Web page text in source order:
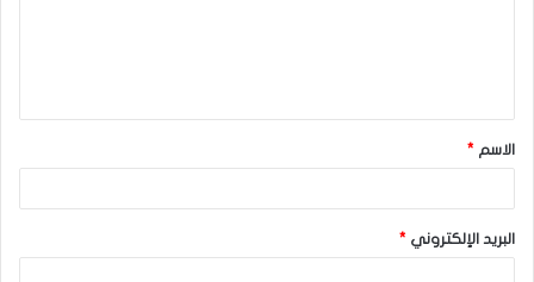
ق
*
الاسم *
البريد الإلكتروني *